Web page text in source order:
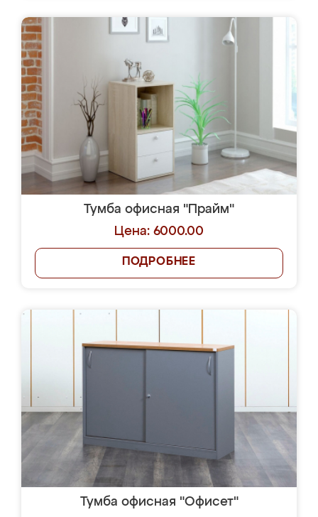
Тумба офисная "Прайм"
Цена: 6000.00
ПОДРОБНЕЕ
Тумба офисная "Офисет"